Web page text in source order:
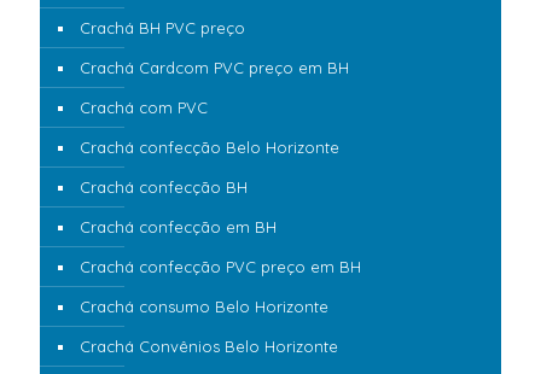
Crachá BH PVC preço
Crachá Cardcom PVC preço em BH
Crachá com PVC
Crachá confecção Belo Horizonte
Crachá confecção BH
Crachá confecção em BH
Crachá confecção PVC preço em BH
Crachá consumo Belo Horizonte
Crachá Convênios Belo Horizonte